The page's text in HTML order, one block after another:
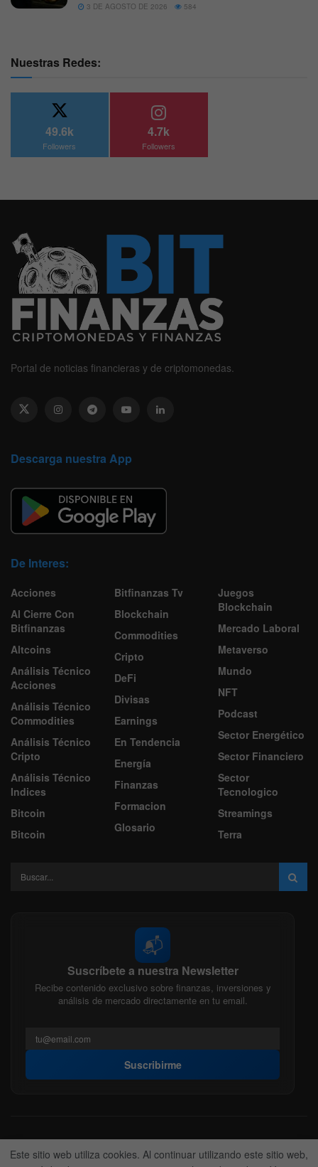
3 DE AGOSTO DE 2026 584
Nuestras Redes:
49.6k
Followers
4.7k
Followers
Portal de noticias financieras y de criptomonedas.
Descarga nuestra App
De Interes:
Acciones
Al Cierre Con
Bitfinanzas
Altcoins
Análisis Técnico
Acciones
Análisis Técnico
Commodities
Análisis Técnico
Cripto
Análisis Técnico
Indices
Bitcoin
Bitcoin
Bitfinanzas Tv
Blockchain
Commodities
Cripto
DeFi
Divisas
Earnings
En Tendencia
Energía
Finanzas
Formacion
Glosario
Juegos
Blockchain
Mercado Laboral
Metaverso
Mundo
NFT
Podcast
Sector Energético
Sector Financiero
Sector
Tecnologico
Streamings
Terra
📬
Suscríbete a nuestra Newsletter
Recibe contenido exclusivo sobre finanzas, inversiones y
análisis de mercado directamente en tu email.
Suscribirme
Acerca de nosotros Politica Editorial
Nuestro Equipo
Contactanos
Anunciate
Este sitio web utiliza cookies. Al continuar utilizando este sitio web,